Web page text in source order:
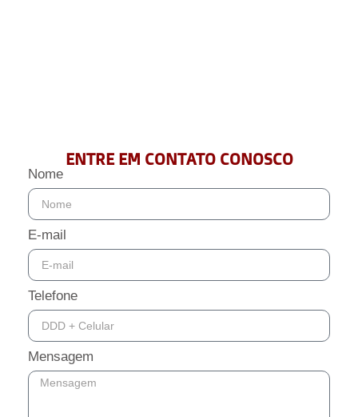
ENTRE EM CONTATO CONOSCO
Nome
E-mail
Telefone
Mensagem